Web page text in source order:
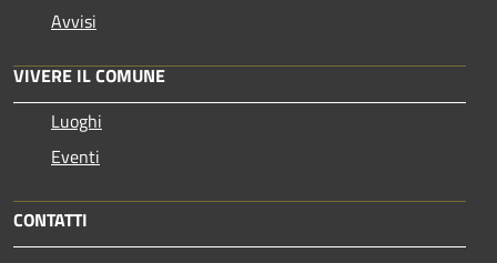
Avvisi
VIVERE IL COMUNE
Luoghi
Eventi
CONTATTI